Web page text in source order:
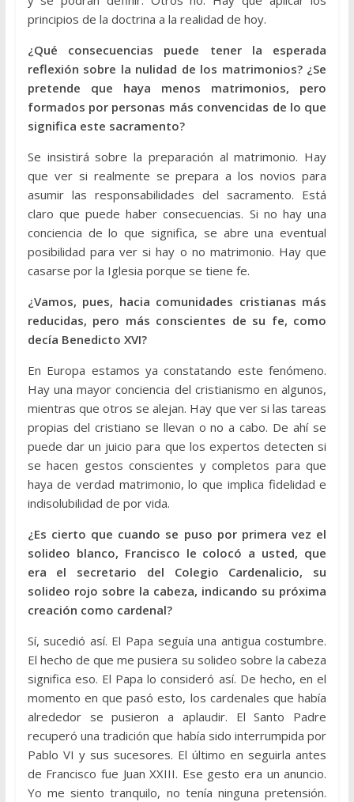
principios de la doctrina a la realidad de hoy.
¿Qué consecuencias puede tener la esperada
reflexión sobre la nulidad de los matrimonios? ¿Se
pretende que haya menos matrimonios, pero
formados por personas más convencidas de lo que
significa este sacramento?
Se insistirá sobre la preparación al matrimonio. Hay
que ver si realmente se prepara a los novios para
asumir las responsabilidades del sacramento. Está
claro que puede haber consecuencias. Si no hay una
conciencia de lo que significa, se abre una eventual
posibilidad para ver si hay o no matrimonio. Hay que
casarse por la Iglesia porque se tiene fe.
¿Vamos, pues, hacia comunidades cristianas más
reducidas, pero más conscientes de su fe, como
decía Benedicto XVI?
En Europa estamos ya constatando este fenómeno.
Hay una mayor conciencia del cristianismo en algunos,
mientras que otros se alejan. Hay que ver si las tareas
propias del cristiano se llevan o no a cabo. De ahí se
puede dar un juicio para que los expertos detecten si
se hacen gestos conscientes y completos para que
haya de verdad matrimonio, lo que implica fidelidad e
indisolubilidad de por vida.
¿Es cierto que cuando se puso por primera vez el
solideo blanco, Francisco le colocó a usted, que
era el secretario del Colegio Cardenalicio, su
solideo rojo sobre la cabeza, indicando su próxima
creación como cardenal?
Sí, sucedió así. El Papa seguía una antigua costumbre.
El hecho de que me pusiera su solideo sobre la cabeza
significa eso. El Papa lo consideró así. De hecho, en el
momento en que pasó esto, los cardenales que había
alrededor se pusieron a aplaudir. El Santo Padre
recuperó una tradición que había sido interrumpida por
Pablo VI y sus sucesores. El último en seguirla antes
de Francisco fue Juan XXIII. Ese gesto era un anuncio.
Yo me siento tranquilo, no tenía ninguna pretensión.